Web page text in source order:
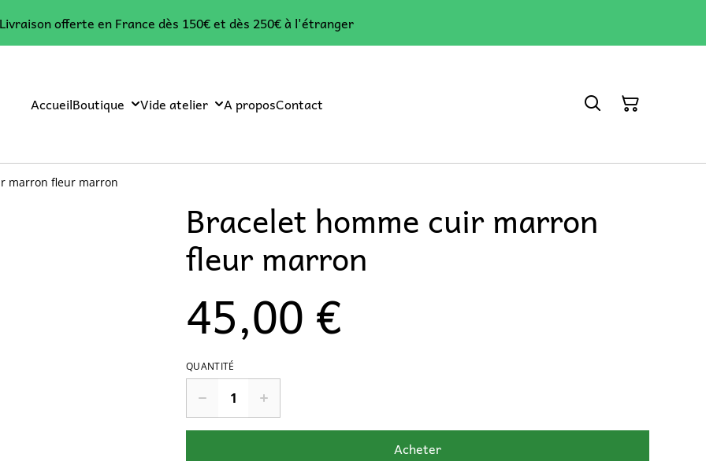
Livraison offerte en France dès 150€ et dès 250€ à l'étranger
AccueilBoutique Vide atelier A proposContact
marron fleur marron
Bracelet homme cuir marron
fleur marron
45,00 €
QUANTITÉ
Acheter